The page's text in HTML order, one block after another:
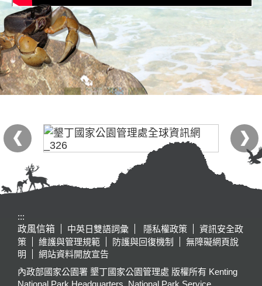
:::
政風信箱
中英日雙語詞彙 隱私權政策
資訊安全政
策
維護與管理規範 防護與回復機制
無障礙網頁說
明
網站資料開放宣告
內政部國家公園署 墾丁國家公園管理處 版權所有 Kenting
National Park Headquarters, National Park Service,